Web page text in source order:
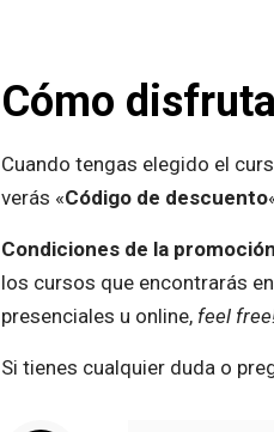
Cómo
Cuando tengas elegido el
verás «Código de descuento
Condiciones de la
los cursos que encontrarás en
presenciales u online, feel
Si tienes cualquier duda o